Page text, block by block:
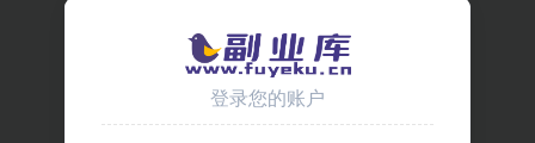
登录您的账户